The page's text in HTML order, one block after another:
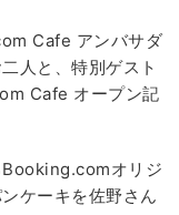
Cafe アンバサダ
人と、特別ゲスト
Cafe オープン記
Booking.comオリジ
ケーキを佐野さん